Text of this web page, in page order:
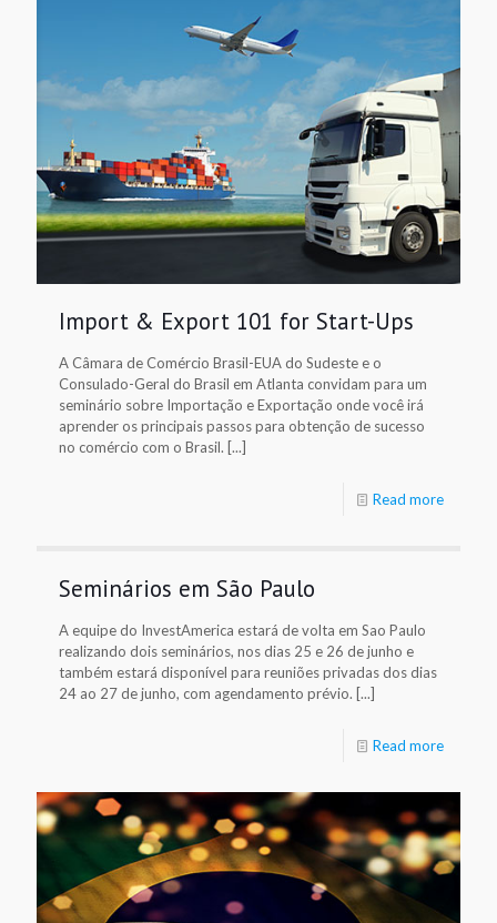
Import & Export 101 for Start-Ups
A Câmara de Comércio Brasil-EUA do Sudeste e o
Consulado-Geral do Brasil em Atlanta convidam para um
seminário sobre Importação e Exportação onde você irá
aprender os principais passos para obtenção de sucesso
no comércio com o Brasil. [...]
Read more
Seminários em São Paulo
A equipe do InvestAmerica estará de volta em Sao Paulo
realizando dois seminários, nos dias 25 e 26 de junho e
também estará disponível para reuniões privadas dos dias
24 ao 27 de junho, com agendamento prévio. [...]
Read more